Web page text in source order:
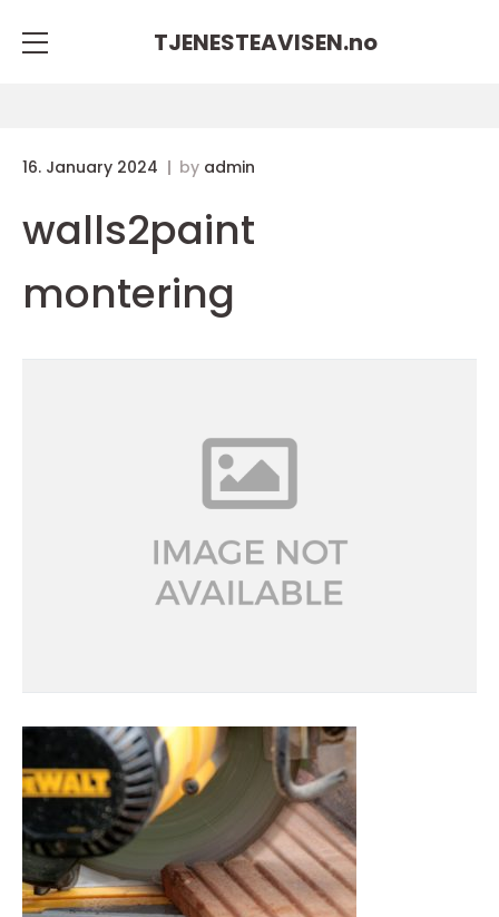
TJENESTEAVISEN.no
16. January 2024 by admin
walls2paint
montering